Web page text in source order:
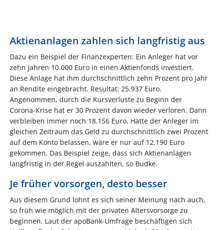
Aktienanlagen zahlen sich langfristig aus
Dazu ein Beispiel der Finanzexperten: Ein Anleger hat vor
zehn Jahren 10.000 Euro in einen Aktienfonds investiert.
Diese Anlage hat ihm durchschnittlich zehn Prozent pro Jahr
an Rendite eingebracht. Resultat: 25.937 Euro.
Angenommen, durch die Kursverluste zu Beginn der
Corona-Krise hat er 30 Prozent davon wieder verloren. Dann
verbleiben immer noch 18.156 Euro. Hätte der Anleger im
gleichen Zeitraum das Geld zu durchschnittlich zwei Prozent
auf dem Konto belassen, wäre er nur auf 12.190 Euro
gekommen. Das Beispiel zeige, dass sich Aktienanlagen
langfristig in der Regel auszahlten, so Budke.
Je früher vorsorgen, desto besser
Aus diesem Grund lohnt es sich seiner Meinung nach auch,
so früh wie möglich mit der privaten Altersvorsorge zu
beginnen. Laut der apoBank-Umfrage beschäftigen sich